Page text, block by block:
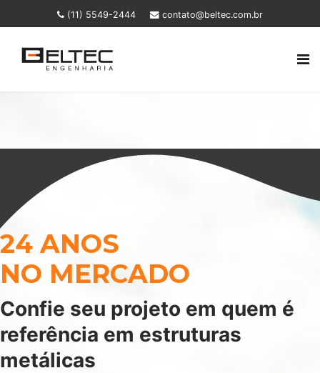
(11) 5549-2444 contato@beltec.com.br
24 ANOS
NO MERCADO
Confie seu projeto em quem é
referência em estruturas
metálicas